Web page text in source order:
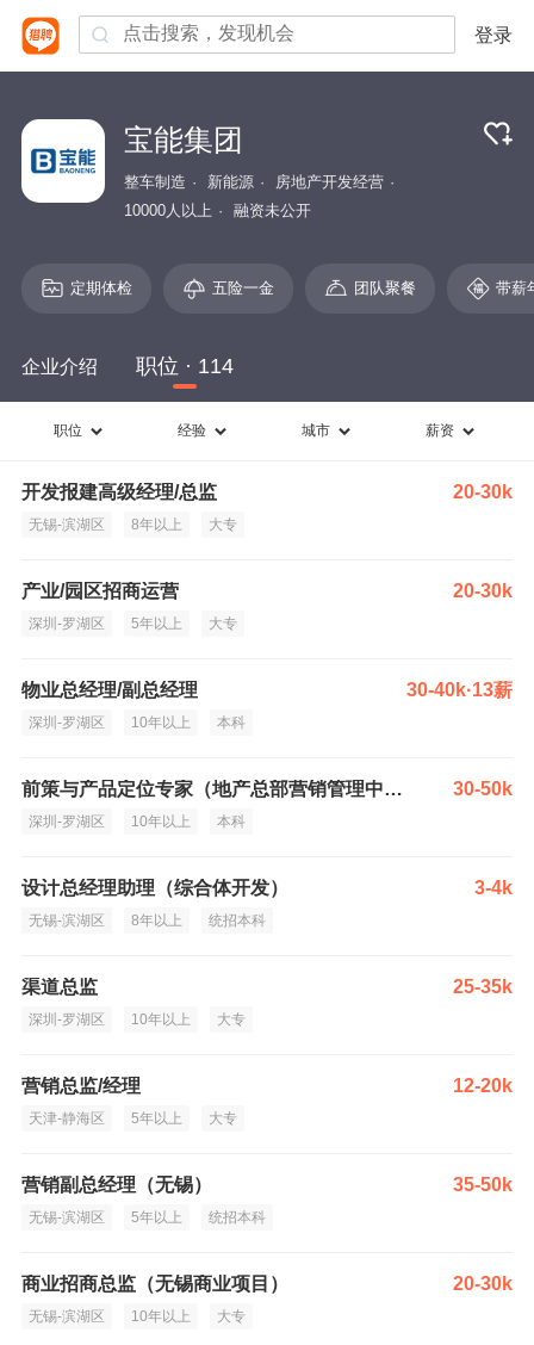
登录
宝能集团
整车制造 新能源
房地产开发经营
10000人以上
融资未公开
定期体检 五险一金 团队聚餐 带薪
企业介绍 职位 · 114
职位 经验 城市 薪资
开发报建高级经理/总监 20-30k
无锡-滨湖区 8年以上 大专
产业/园区招商运营 20-30k
深圳-罗湖区 5年以上 大专
物业总经理/副总经理 30-40k·13薪
深圳-罗湖区 10年以上 本科
前策与产品定位专家（地产总部营销管理中心） 30-50k
深圳-罗湖区 10年以上 本科
设计总经理助理（综合体开发） 3-4k
无锡-滨湖区 8年以上 统招本科
渠道总监 25-35k
深圳-罗湖区 10年以上 大专
营销总监/经理 12-20k
天津-静海区 5年以上 大专
营销副总经理（无锡） 35-50k
无锡-滨湖区 5年以上 统招本科
商业招商总监（无锡商业项目） 20-30k
无锡-滨湖区 10年以上 大专